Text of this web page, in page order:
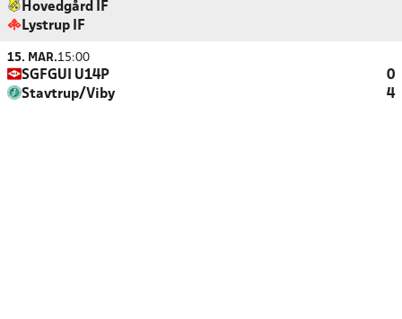
Hovedgård IF
Lystrup IF
15. MAR.15:00
SGFGUI U14P
0
Stavtrup/Viby
4